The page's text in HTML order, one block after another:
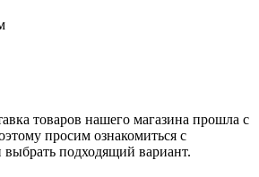
товаров нашего магазина прошла с
просим ознакомиться с
подходящий вариант.